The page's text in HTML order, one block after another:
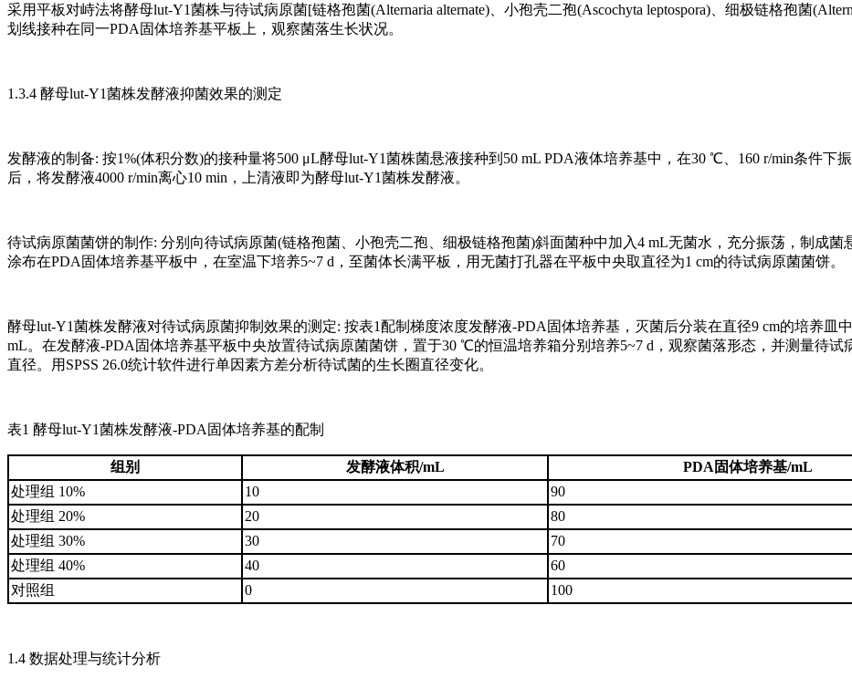
采用平板对峙法将酵母lut-Y1菌株与待试病原菌[链格孢菌(Alternaria alternate)、小孢壳二孢(Ascochyta leptospora)、细极链格孢菌
划线接种在同一PDA固体培养基平板上，观察菌落生长状况。
1.3.4 酵母lut-Y1菌株发酵液抑菌效果的测定
发酵液的制备: 按1%(体积分数)的接种量将500 μL酵母lut-Y1菌株菌悬液接种到50 mL PDA液体培养基中，在30 ℃、160 r/min条件下
后，将发酵液4000 r/min离心10 min，上清液即为酵母lut-Y1菌株发酵液。
待试病原菌菌饼的制作: 分别向待试病原菌(链格孢菌、小孢壳二孢、细极链格孢菌)斜面菌种中加入4 mL无菌水，充分振荡，制成菌
涂布在PDA固体培养基平板中，在室温下培养5~7 d，至菌体长满平板，用无菌打孔器在平板中央取直径为1 cm的待试病原菌菌饼。
酵母lut-Y1菌株发酵液对待试病原菌抑制效果的测定: 按表1配制梯度浓度发酵液-PDA固体培养基，灭菌后分装在直径9 cm的培养皿
mL。在发酵液-PDA固体培养基平板中央放置待试病原菌菌饼，置于30 ℃的恒温培养箱分别培养5~7 d，观察菌落形态，并测量待试
直径。用SPSS 26.0统计软件进行单因素方差分析待试菌的生长圈直径变化。
表1 酵母lut-Y1菌株发酵液-PDA固体培养基的配制
组别 发酵液体积/mL
PDA固体培养基/mL
处理组 10%
10
90
处理组 20%
20
80
处理组 30%
30
70
处理组 40%
40
60
对照组
0 100
1.4 数据处理与统计分析